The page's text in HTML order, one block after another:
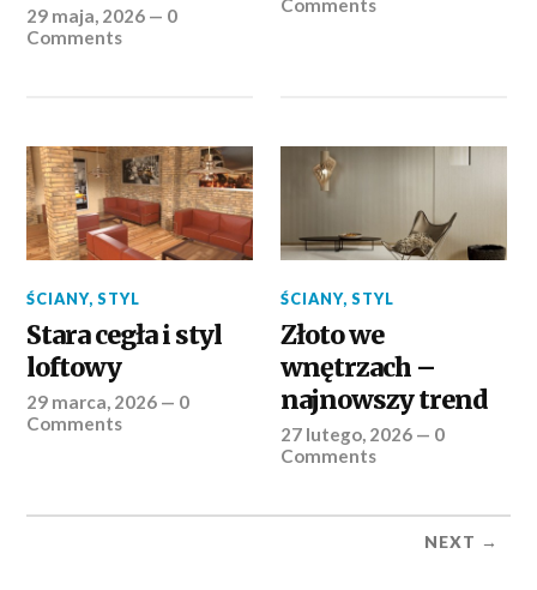
29 maja, 2026 — 0
Comments
Comments
ŚCIANY,STYL
Stara cegła i styl
loftowy
29 marca, 2026 — 0
Comments
ŚCIANY,STYL
Złoto we
wnętrzach –
najnowszy trend
27 lutego, 2026 — 0
Comments
NEXT →